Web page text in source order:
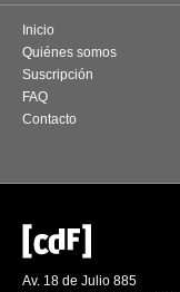
Inicio
Quiénes somos
Suscripción
FAQ
Contacto
Av. 18 de Julio 885